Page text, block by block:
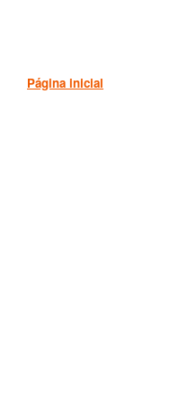
Página inicial